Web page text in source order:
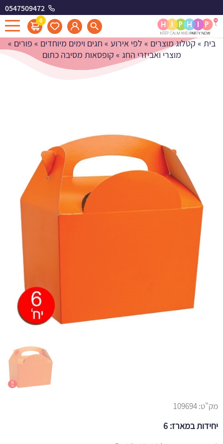
0547509472
0
קופסאות מסיבה כתום
בית » קטלוג מוצרים » לפי אירוע » חגים וימים מיוחדים » פורים »
מוצרי ואביזרי החג » קופסאות מסיבה כתום
מק"ט:109694
יחידות במארז: 6